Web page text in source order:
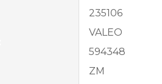
235106
VALEO
594348
ZM